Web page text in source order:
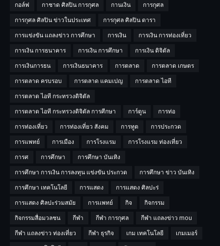
กอล์ฟ
กาชาด ศิลปิน การกุศล กานเงิน
การกุศล
การกุศล ศิลปิน ข่าวในประเทศ
การกุศล ศิลปิน ดารา
การแข่งขัน แถลงข่าว การศึกษา
การเงิน
การเงิน การท่องเที่ยว
การเงิน การธนาคาร
การเงิน การศึกษา
การเงิน ดิจิตัล
การเงินการธน
การเงินธนาคาร การตลาด
การตลาด เกษตร
การตลาด ครบรอบ
การตลาด แคมเปญ
การตลาด ไอที
การตลาด ไอที กระทรวงดิจิตัล
การตลาด ไอที กระทรวงดิจิตัล การศีกษา
การ์ตูน
การท่อ
การท่องเที่ยว
การท่องเที่ยว สังคม การทูต
การประกวด
การแพทย์
การเมือง การโรงแรม
การโรงแรม ท่องเที่ยว
การศ
การศึกษา
การศึกษา บันเทิง
การศึกษา การเงิน การลงทุน แข่งขัน ประกวด
การศึกษา ข่าว บันเทิง
การศึกษา เทคโนโลยี
การแสดง
การแสดง ศิลปะร่
การแสดง ศิลปะร่วมสมัย
การเเพทย์ กิจ
กิจกรรม
กิจกรรมสื่อมวลชน
กีฬา กีฬา การกุศล
กีฬา แถลงข่าว mou
กีฬา แถลงข่าว ท่องเที่ยว
กีฬา ธุรกิจ เกม เทคโนโลยี
เกมเมอร์